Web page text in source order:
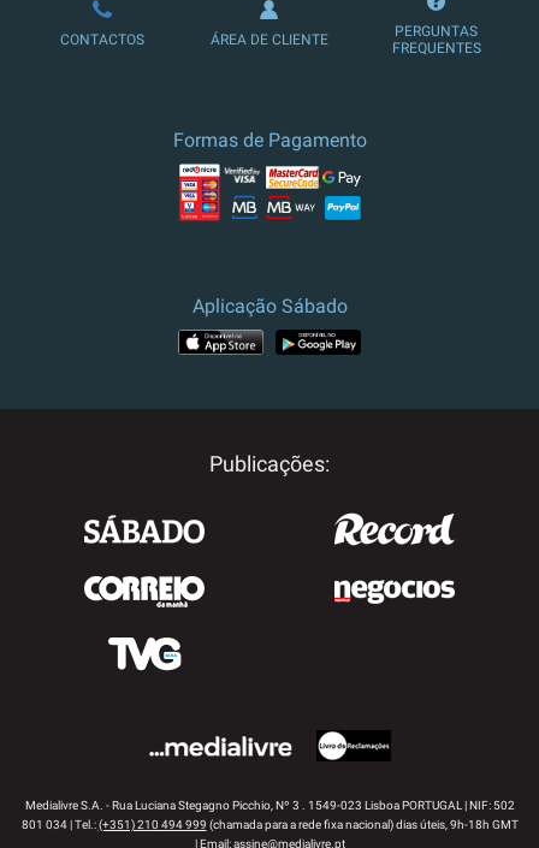
LOJA DE ASSINATURAS
CONTACTOS ÁREA DE CLIENTE
PERGUNTAS
FREQUENTES
Formas de Pagamento
Aplicação Sábado
Publicações:
Medialivre S.A. - Rua Luciana Stegagno Picchio, Nº 3 . 1549-023 Lisboa PORTUGAL | NIF: 502
801 034 | Tel.:(+351) 210 494 999 (chamada para a rede fixa nacional) dias úteis, 9h-18h GMT
| Email:assine@medialivre.pt